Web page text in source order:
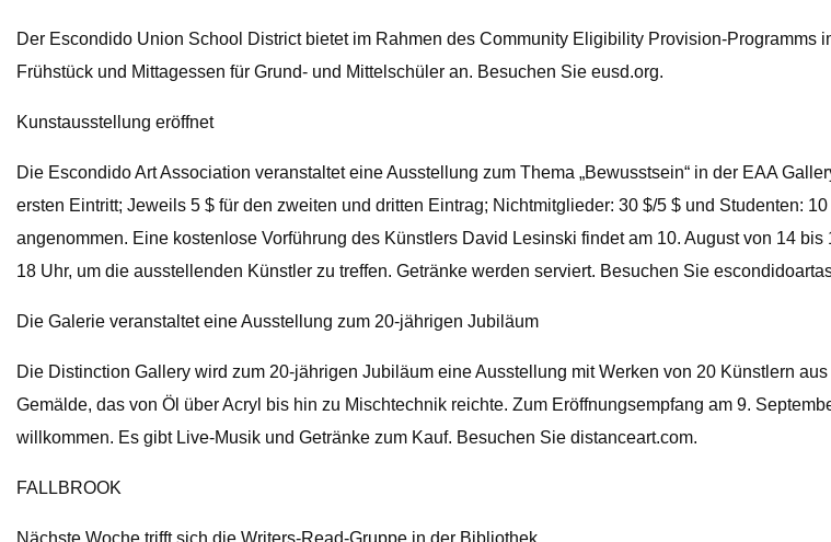
Der Escondido Union School District bietet im Rahmen des Community Eligibility Provision-
Frühstück und Mittagessen für Grund- und Mittelschüler an. Besuchen Sie eusd.org.
Kunstausstellung eröffnet
Die Escondido Art Association veranstaltet eine Ausstellung zum Thema „Bewusstsein“ in der EAA
ersten Eintritt; Jeweils 5 $ für den zweiten und dritten Eintrag; Nichtmitglieder: 30 $/5 $ und Studenten:
angenommen. Eine kostenlose Vorführung des Künstlers David Lesinski findet am 10. August von 14
18 Uhr, um die ausstellenden Künstler zu treffen. Getränke werden serviert. Besuchen Sie
Die Galerie veranstaltet eine Ausstellung zum 20-jährigen Jubiläum
Die Distinction Gallery wird zum 20-jährigen Jubiläum eine Ausstellung mit Werken von 20 Künstlern
Gemälde, das von Öl über Acryl bis hin zu Mischtechnik reichte. Zum Eröffnungsempfang am 9.
willkommen. Es gibt Live-Musik und Getränke zum Kauf. Besuchen Sie distanceart.com.
FALLBROOK